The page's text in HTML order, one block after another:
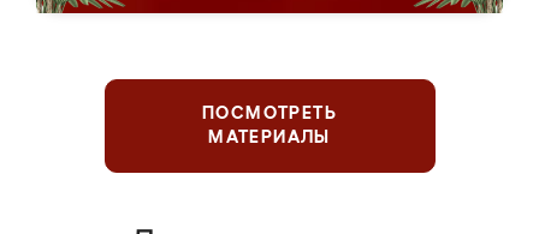
ПОСМОТРЕТЬ
МАТЕРИАЛЫ